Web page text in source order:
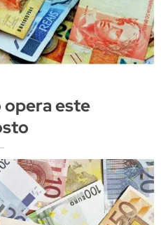
opera este